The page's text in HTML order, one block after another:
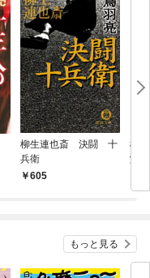
柳生連也斎 決闘 十
兵衛
605
柳
堂
もっと見る